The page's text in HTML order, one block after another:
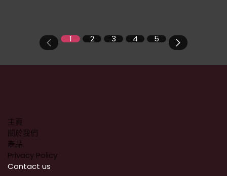
1 2 3 4 5
主頁
關於我們
產品
Privacy Policy
​Contact us